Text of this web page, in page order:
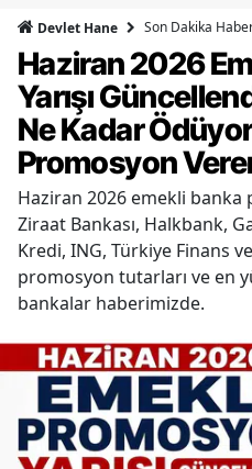
Devlet Hane Son Dakika
Haziran 2026
Yarışı
Ne Kadar
Promosyon
Haziran 2026 emekli
Ziraat Bankası, Halkbank,
Kredi, ING, Türkiye Finans
promosyon tutarları ve en
bankalar haberimizde.